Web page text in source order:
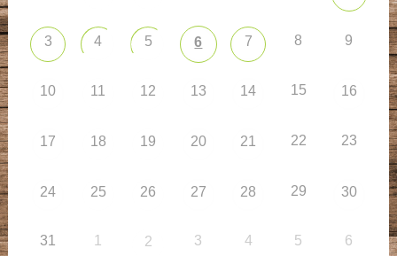
3 4 5 6 7 8 9
10 11 12 13 14 15 16
17 18 19 20 21 22 23
24 25 26 27 28 29 30
31 1 2 3 4 5 6